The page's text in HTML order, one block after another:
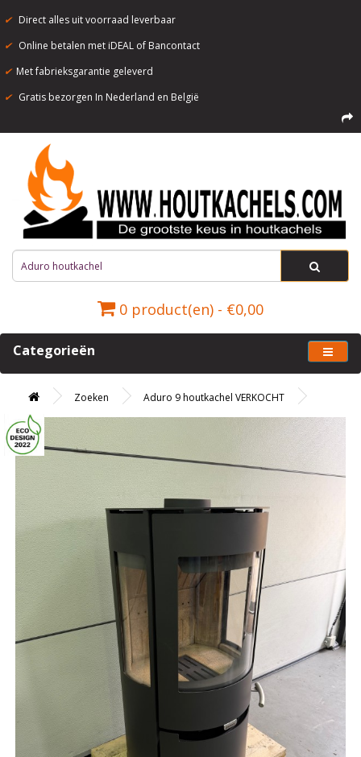
✔ Direct alles uit voorraad leverbaar
✔ Online betalen met iDEAL of Bancontact
✔ Met fabrieksgarantie geleverd
✔ Gratis bezorgen In Nederland en België
0 product(en) - €0,00
Categorieën
Zoeken Aduro 9 houtkachel VERKOCHT